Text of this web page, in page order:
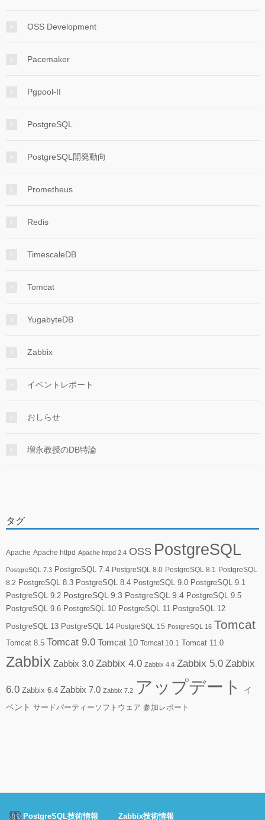
OSS Development
Pacemaker
Pgpool-II
PostgreSQL
PostgreSQL開発動向
Prometheus
Redis
TimescaleDB
Tomcat
YugabyteDB
Zabbix
イベントレポート
おしらせ
増永教授のDB特論
タグ
Apache Apache httpd Apache httpd 2.4 OSS PostgreSQL
PostgreSQL 7.3 PostgreSQL 7.4 PostgreSQL 8.0 PostgreSQL 8.1
PostgreSQL
8.2 PostgreSQL 8.3 PostgreSQL 8.4 PostgreSQL 9.0 PostgreSQL 9.1
PostgreSQL 9.2 PostgreSQL 9.3 PostgreSQL 9.4 PostgreSQL 9.5
PostgreSQL 9.6 PostgreSQL 10 PostgreSQL 11 PostgreSQL 12
PostgreSQL 13 PostgreSQL 14 PostgreSQL 15 PostgreSQL 16 Tomcat
Tomcat 8.5 Tomcat 9.0 Tomcat 10 Tomcat 10.1 Tomcat 11.0
Zabbix Zabbix 3.0 Zabbix 4.0 Zabbix 4.4 Zabbix 5.0 Zabbix
6.0 Zabbix 6.4 Zabbix 7.0 Zabbix 7.2 アップデート
イ
ベント サードパーティーソフトウェア 参加レポート
PostgreSQL技術情報 Zabbix技術情報